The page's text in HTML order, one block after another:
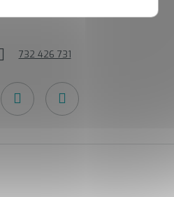
732 426 731